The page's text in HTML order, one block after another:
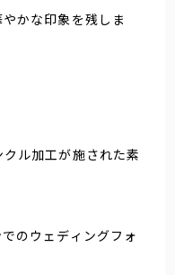
かな印象を残しま
ル加工が施された素
のウェディングフォ